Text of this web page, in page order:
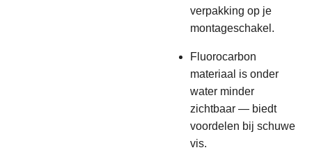
verpakking op je
montageschakel.
Fluorocarbon
materiaal is onder
water minder
zichtbaar — biedt
voordelen bij schuwe
vis.